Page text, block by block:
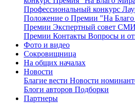
Профессиональный конкурс
Положение о Премии "На
Премии Экспертный совет СМИ
Премии Контакты Вопросы и
Фото и видео
Сокровищница
На общих началах
Новости
Благие вести Новости
Блоги авторов Подборки
Партнеры